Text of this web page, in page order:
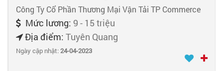
Công Ty Cổ Phần Thương Mại Vận Tải TP Commerce
Mức lương: 9 - 15 triệu
Địa điểm: Tuyên Quang
Ngày cập nhật:24-04-2023